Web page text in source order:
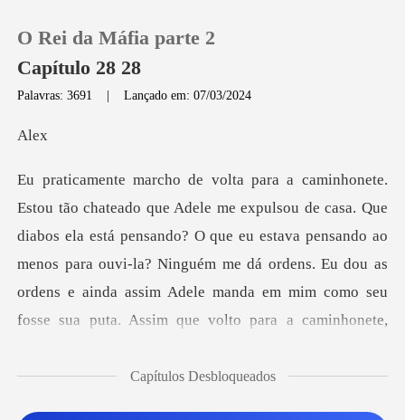
Loja
Histórico
Sair
O Rei da Máfia parte 2
Capítulo 28 28
Palavras: 3691 |Lançado em: 07/03/2024
l
la está pensando? O que eu estava pensando ao
menos para ouvi-la? Ninguém me dá ordens. Eu dou as
ordens e ainda a
Capítulos Desbloqueados